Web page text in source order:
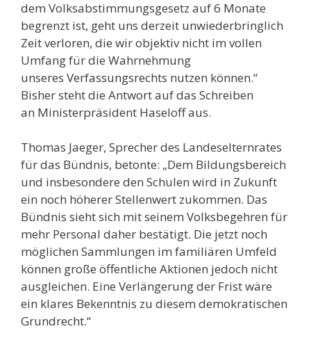
dem Volksabstimmungsgesetz auf 6 Monate
begrenzt ist, geht uns derzeit unwiederbringlich
Zeit verloren, die wir objektiv nicht im vollen
Umfang für die Wahrnehmung
unseres Verfassungsrechts nutzen können.“
Bisher steht die Antwort auf das Schreiben
an Ministerpräsident Haseloff aus.
Thomas Jaeger, Sprecher des Landeselternrates
für das Bündnis, betonte: „Dem Bildungsbereich
und insbesondere den Schulen wird in Zukunft
ein noch höherer Stellenwert zukommen. Das
Bündnis sieht sich mit seinem Volksbegehren für
mehr Personal daher bestätigt. Die jetzt noch
möglichen Sammlungen im familiären Umfeld
können große öffentliche Aktionen jedoch nicht
ausgleichen. Eine Verlängerung der Frist wäre
ein klares Bekenntnis zu diesem demokratischen
Grundrecht.“